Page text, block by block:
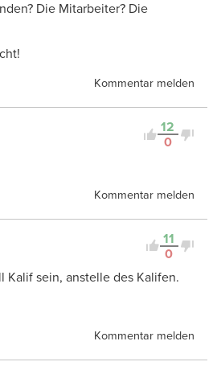
Die Mitarbeiter? Die
Kommentar melden
12
0
Kommentar melden
11
0
Kalif sein, anstelle des Kalifen.
Kommentar melden